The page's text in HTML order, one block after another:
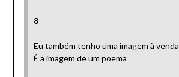
8
Eu também tenho uma imagem à venda
É a imagem de um poema